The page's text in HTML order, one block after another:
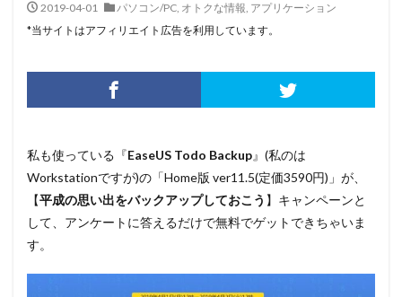
2019-04-01 パソコン/PC, オトクな情報, アプリケーション
*当サイトはアフィリエイト広告を利用しています。
私も使っている『EaseUS Todo Backup』(私のは
Workstationですが)の「Home版 ver11.5(定価3590円)」が、
【平成の思い出をバックアップしておこう 】キャンペーンと
して、アンケートに答えるだけで無料でゲットできちゃいま
す。